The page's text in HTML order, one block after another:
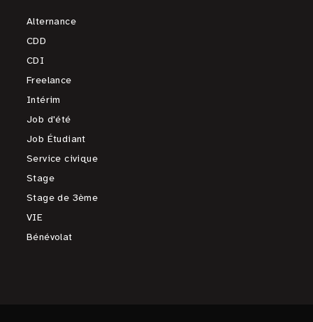
Alternance
CDD
CDI
Freelance
Intérim
Job d'été
Job Étudiant
Service civique
Stage
Stage de 3ème
VIE
Bénévolat